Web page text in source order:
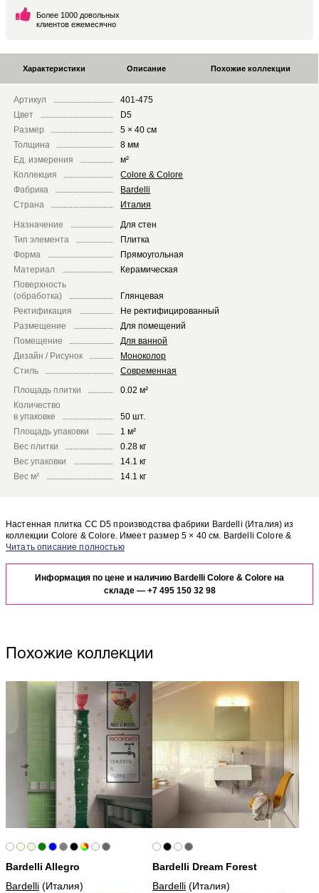
Более 1000 довольных
клиентов ежемесячно
Характеристики Описание Похожие коллекции
Артикул
401-475
Цвет
D5
Размер
5 × 40 см
Толщина
8 мм
Ед. измерения
м²
Коллекция
Colore & Colore
Фабрика
Bardelli
Страна
Италия
Назначение
Для стен
Тип элемента
Плитка
Форма
Прямоугольная
Материал
Керамическая
Поверхность
(обработка)
Глянцевая
Ректификация
Не ректифицированный
Размещение
Для помещений
Помещение
Для ванной
Дизайн / Рисунок
Моноколор
Стиль
Современная
Площадь плитки
0.02 м²
Количество
в упаковке
50 шт.
Площадь упаковки
1 м²
Вес плитки
0.28 кг
Вес упаковки
14.1 кг
Вес м²
14.1 кг
Настенная плитка CC D5 производства фабрики Bardelli (Италия) из
коллекции Colore & Colore. Имеет размер 5 × 40 см. Bardelli Colore &
Colore CC D5 отлично сочетается с другими элементами коллекции
отделке Вашего помещения, закажите бесплатный дизайн-проект с
использованием элементов коллекции Bardelli Colore & Colore.
Информация по цене и наличию Bardelli Colore & Colore на
складе — +7 495 150 32 98
Похожие коллекции
Bardelli Allegro
Bardelli (Италия)
Bardelli Dream Forest
Bardelli (Италия)